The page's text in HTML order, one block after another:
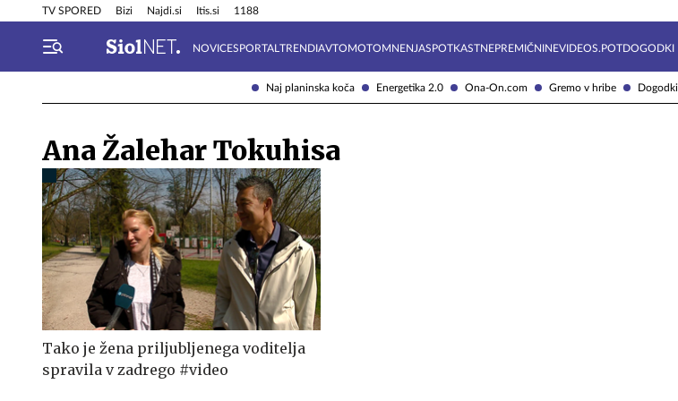
Naj planinska koča Energetika 2.0 Ona-On.com Gremo v hribe Dogodki
TV SPORED Bizi Najdi.si Itis.si 1188
NOVICESPORTAL TRENDIAVTOMOTOMNENJASPOTKASTNEPREMIČNINEVIDEOS.POTDOGODKI
Info in obvestila Tehnik
Ana Žalehar Tokuhisa
Tako je žena priljubljenega voditelja
spravila v zadrego #video